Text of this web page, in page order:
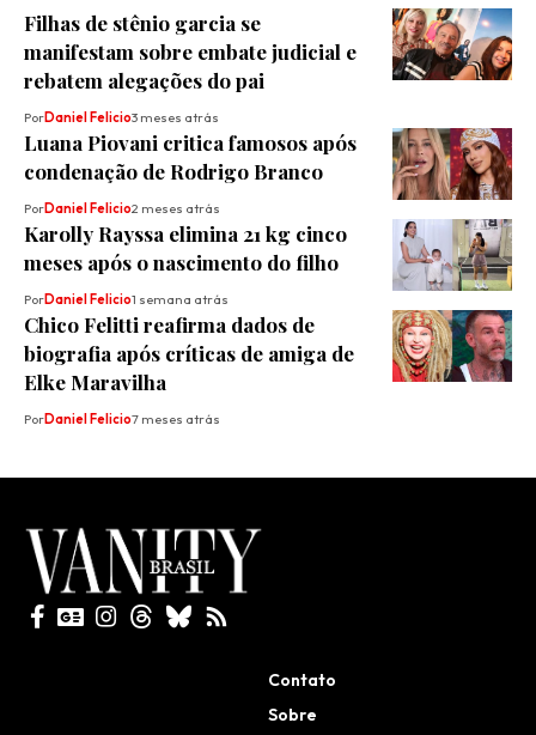
Filhas de stênio garcia se
manifestam sobre embate judicial e
rebatem alegações do pai
PorDaniel Felicio3 meses atrás
Luana Piovani critica famosos após
condenação de Rodrigo Branco
PorDaniel Felicio2 meses atrás
Karolly Rayssa elimina 21 kg cinco
meses após o nascimento do filho
PorDaniel Felicio1 semana atrás
Chico Felitti reafirma dados de
biografia após críticas de amiga de
Elke Maravilha
PorDaniel Felicio7 meses atrás
Contato
Sobre